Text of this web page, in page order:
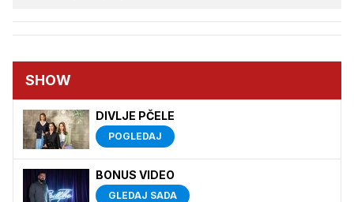
SHOW
DIVLJE PČELE
POGLEDAJ
BONUS VIDEO
GLEDAJ SADA